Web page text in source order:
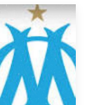
Asllani
dell’Inter
a
centrocampo